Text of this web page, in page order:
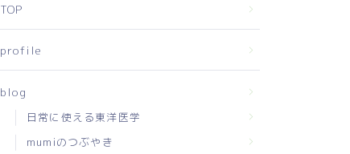
TOP
profile
blog
日常に使える東洋医学
mumiのつぶやき